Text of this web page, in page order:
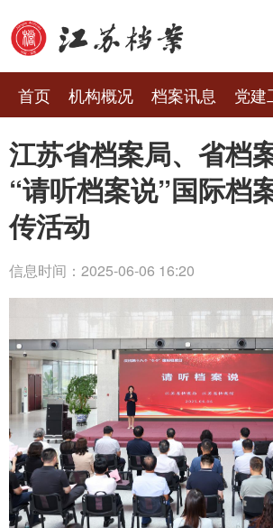
首页 机构概况 档案讯息 党建
江苏省档案局、省档
“请听档案说”国际档
传活动
信息时间：2025-06-06 16:20